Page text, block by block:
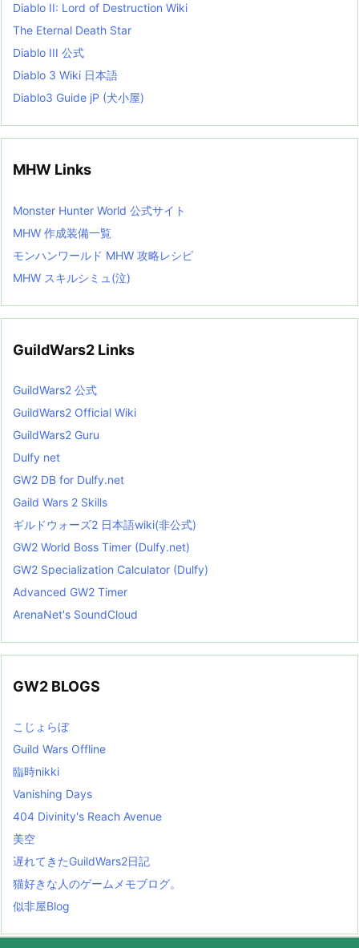
Diablo II: Lord of Destruction Wiki
The Eternal Death Star
Diablo III 公式
Diablo 3 Wiki 日本語
Diablo3 Guide jP (犬小屋)
MHW Links
Monster Hunter World 公式サイト
MHW 作成装備一覧
モンハンワールド MHW 攻略レシピ
MHW スキルシミュ(泣)
GuildWars2 Links
GuildWars2 公式
GuildWars2 Official Wiki
GuildWars2 Guru
Dulfy net
GW2 DB for Dulfy.net
Gaild Wars 2 Skills
ギルドウォーズ2 日本語wiki(非公式)
GW2 World Boss Timer (Dulfy.net)
GW2 Specialization Calculator (Dulfy)
Advanced GW2 Timer
ArenaNet's SoundCloud
GW2 BLOGS
こじょらぼ
Guild Wars Offline
臨時nikki
Vanishing Days
404 Divinity's Reach Avenue
美空
遅れてきたGuildWars2日記
猫好きな人のゲームメモブログ。
似非屋Blog